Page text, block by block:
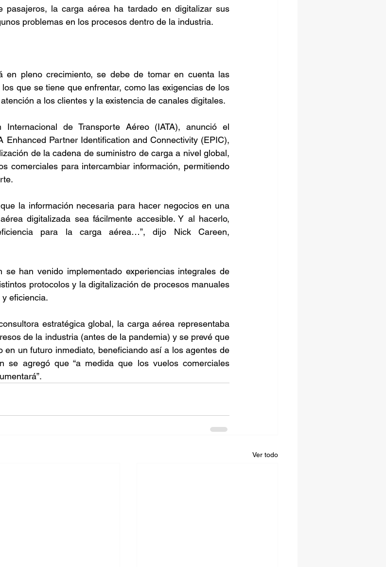
pasajeros, la carga aérea ha tardado en digitalizar sus
problemas en los procesos dentro de la industria.
en pleno crecimiento, se debe de tomar en cuenta las
que se tiene que enfrentar, como las exigencias de los
a los clientes y la existencia de canales digitales.
de Transporte Aéreo (IATA), anunció el
Enhanced Partner Identification and Connectivity (EPIC),
de la cadena de suministro de carga a nivel global,
comerciales para intercambiar información, permitiendo
la información necesaria para hacer negocios en una
digitalizada sea fácilmente accesible. Y al hacerlo,
para la carga aérea…”, dijo Nick Careen,
han venido implementado experiencias integrales de
protocolos y la digitalización de procesos manuales
eficiencia.
estratégica global, la carga aérea representaba
de la industria (antes de la pandemia) y se prevé que
en un futuro inmediato, beneficiando así a los agentes de
se agregó que “a medida que los vuelos comerciales
Ver todo